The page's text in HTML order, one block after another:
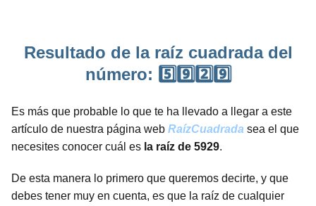
Resultado de la raíz cuadrada del
número: 5️⃣9️⃣2️⃣9️⃣
Es más que probable lo que te ha llevado a llegar a este
artículo de nuestra página web RaízCuadrada sea el que
necesites conocer cuál es la raíz de 5929.
De esta manera lo primero que queremos decirte, y que
debes tener muy en cuenta, es que la raíz de cualquier